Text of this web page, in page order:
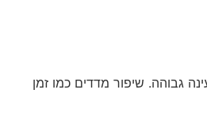
גבוהה. שיפור מדדים כמו זמן